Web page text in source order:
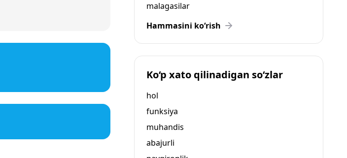
malagasilar
Hammasini ko‘rish
Ko‘p xato qilinadigan so‘zlar
hol
funksiya
muhandis
abajurli